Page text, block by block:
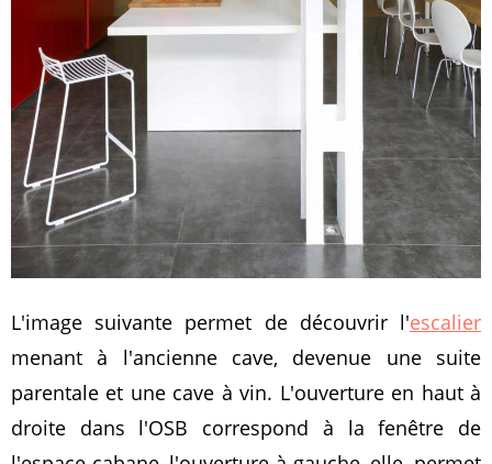
L'image suivante permet de découvrir l'escalier
menant à l'ancienne cave, devenue une suite
parentale et une cave à vin. L'ouverture en haut à
droite dans l'OSB correspond à la fenêtre de